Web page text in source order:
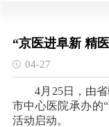
“京医进阜新 精
04-27
4月25日，由省
市中心医院承办的
活动启动。